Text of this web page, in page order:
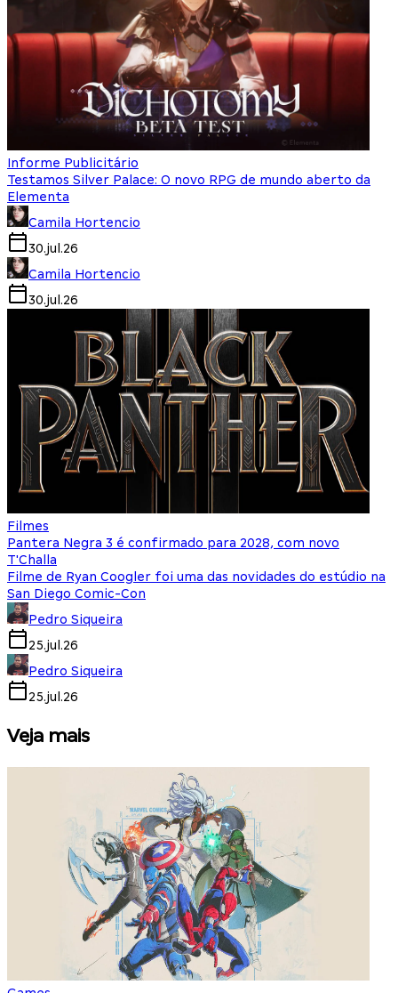
Informe Publicitário
Testamos Silver Palace: O novo RPG de mundo aberto da
Elementa
Camila Hortencio
30.jul.26
Camila Hortencio
30.jul.26
Filmes
Pantera Negra 3 é confirmado para 2028, com novo
T'Challa
Filme de Ryan Coogler foi uma das novidades do estúdio na
San Diego Comic-Con
Pedro Siqueira
25.jul.26
Pedro Siqueira
25.jul.26
Veja mais